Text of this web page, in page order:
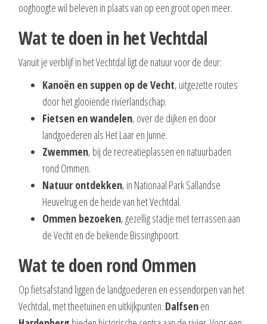
ooghoogte wil beleven in plaats van op een groot open meer.
Wat te doen in het Vechtdal
Vanuit je verblijf in het Vechtdal ligt de natuur voor de deur:
Kanoën en suppen op de Vecht, uitgezette routes
door het glooiende rivierlandschap.
Fietsen en wandelen, over de dijken en door
landgoederen als Het Laar en Junne.
Zwemmen, bij de recreatieplassen en natuurbaden
rond Ommen.
Natuur ontdekken, in Nationaal Park Sallandse
Heuvelrug en de heide van het Vechtdal.
Ommen bezoeken, gezellig stadje met terrassen aan
de Vecht en de bekende Bissinghpoort.
Wat te doen rond Ommen
Op fietsafstand liggen de landgoederen en essendorpen van het
Vechtdal, met theetuinen en uitkijkpunten. Dalfsenen